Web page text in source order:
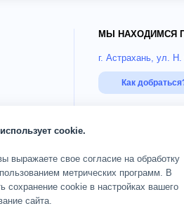
МЫ НАХОДИМСЯ
г. Астрахань, ул.
Как
Пн-Сб 08:00-20:00;
ОГРН
© 2010 — 2026
cookie.
выражаете свое согласие на обработку
метрических программ. В
сохранение cookie в настройках вашего
сайта.